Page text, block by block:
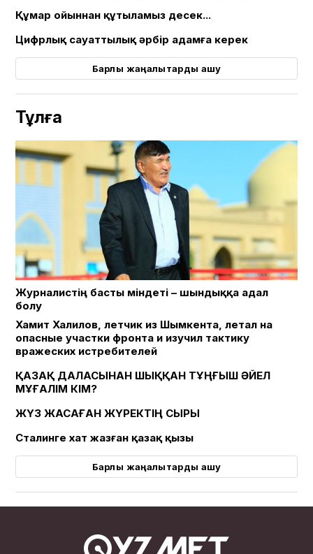
Құмар ойыннан құтыламыз десек...
Цифрлық сауаттылық әрбір адамға керек
Барлық жаңалықтарды ашу
Тұлға
Журналистің басты міндеті – шындыққа адал
болу
Хамит Халилов, летчик из Шымкента, летал на
опасные участки фронта и изучил тактику
вражеских истребителей
ҚАЗАҚ ДАЛАСЫНАН ШЫҚҚАН ТҰҢҒЫШ ӘЙЕЛ
МҰҒАЛІМ КІМ?
ЖҮЗ ЖАСАҒАН ЖҮРЕКТІҢ СЫРЫ
Сталинге хат жазған қазақ қызы
Барлық жаңалықтарды ашу